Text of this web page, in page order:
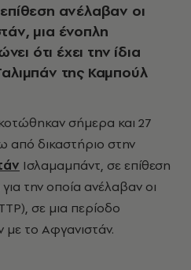
ανέλαβαν οι
μια ένοπλη
ότι έχει την ίδια
της Καμπούλ
σήμερα και 27
από δικαστήριο στην
Ισλαμαμπάντ, σε επίθεση
την οποία ανέλαβαν οι
σε μια περίοδο
το Αφγανιστάν.